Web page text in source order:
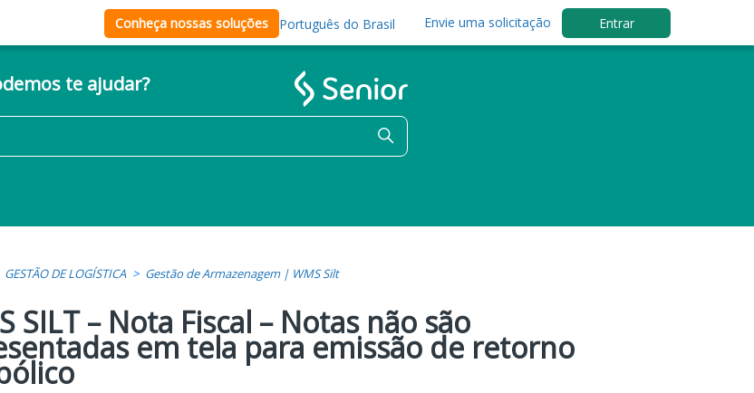
Conheça nossas soluções Português do Brasil Envie uma solicitação Entrar
te ajudar?
GESTÃO DE LOGÍSTICA Gestão de Armazenagem | WMS Silt
SILT – Nota Fiscal – Notas não são
em tela para emissão de retorno